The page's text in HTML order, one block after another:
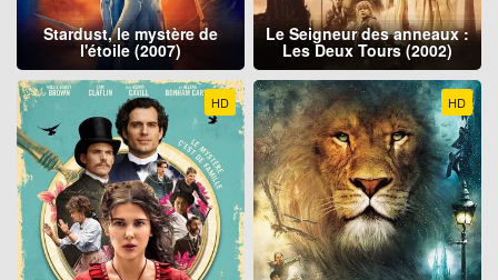
Stardust, le mystère de
l'étoile (2007)
Le Seigneur des anneaux :
Les Deux Tours (2002)
HD HD